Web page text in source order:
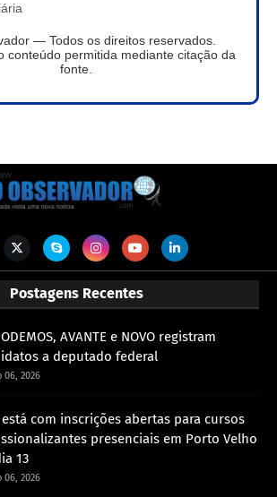
— Todos os direitos reservados.
conteúdo permitida mediante citação da
fonte.
Postagens Recentes
AVANTE e NOVO registram
a deputado federal
06, 2026
com inscrições abertas para cursos
presenciais em Porto Velho
13
06, 2026